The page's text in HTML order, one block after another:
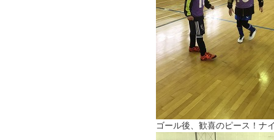
ゴール後、歓喜のピース！ナ